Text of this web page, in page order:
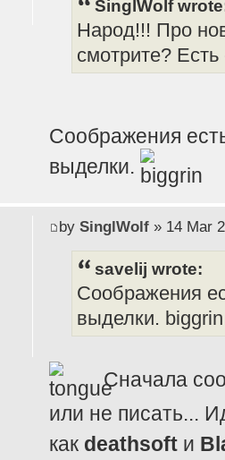
SinglWolf
Народ!!! Про
смотрите?
Соображения
выделки.
by SinglWolf» 14 Mar
savelij wrote:
Соображения
выделки. biggrin
Сначала
или не писать...
как deathsoftи